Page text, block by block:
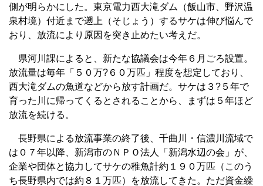
側が明らかにした。東京電力西大滝ダム（飯山市、野沢温
泉村境）付近まで遡上（そじょう）するサケは伸び悩んで
おり、放流により原因を突き止めたい考えだ。
県河川課によると、新たな協議会は今年６月ごろ設置。
放流量は毎年「５０万?６０万匹」程度を想定しており、
西大滝ダムの魚道などから放す計画だ。サケは３?５年で
育った川に帰ってくるとされることから、まずは５年ほど
放流を続ける。
長野県による放流事業の終了後、千曲川・信濃川流域で
は０７年以降、新潟市のＮＰＯ法人「新潟水辺の会」が、
企業や団体と協力してサケの稚魚計約１９０万匹（このう
ち長野県内では約８１万匹）を放流してきた。ただ資金繰